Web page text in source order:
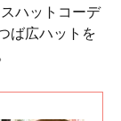
ハットコーデ
ば広ハットを